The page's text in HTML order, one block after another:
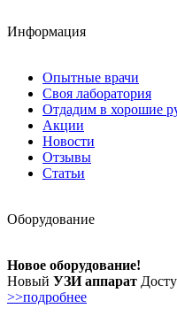
Информация
Опытные врачи
Своя лаборатория
Отдадим в хорошие
Акции
Новости
Отзывы
Статьи
Оборудование
Новое оборудование!
Новый УЗИ аппарат
>>подробнее